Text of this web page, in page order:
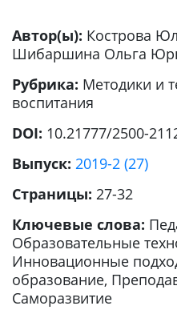
Автор(ы): Кострова
Шибаршина Ольга
Рубрика: Методики и
воспитания
DOI: 10.21777/2500-
Выпуск: 2019-2 (27)
Страницы: 27-32
Ключевые слова:
Образовательные
Инновационные
образование,
Саморазвитие